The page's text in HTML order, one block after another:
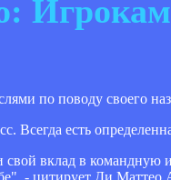
по поводу своего
Всегда есть
вклад в командную
- цитирует Ди Маттео